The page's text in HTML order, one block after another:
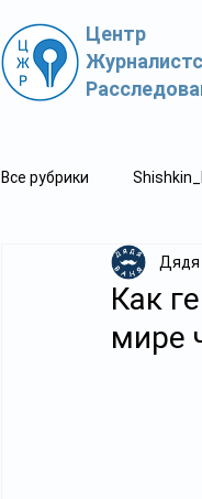
Центр
Все рубрики
Политпросвет.kz
Как
мире
Дядя